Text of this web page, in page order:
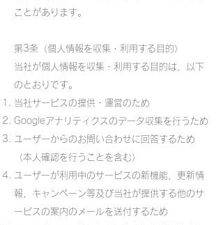
ことがあります。
第3条（個人情報を収集・利用する目的）
当社が個人情報を収集・利用する目的は，以下
のとおりです。
当社サービスの提供・運営のため
Googleアナリティクスのデータ収集を行うため
ユーザーからのお問い合わせに回答するため
（本人確認を行うことを含む）
ユーザーが利用中のサービスの新機能，更新情
報，キャンペーン等及び当社が提供する他のサ
ービスの案内のメールを送付するため